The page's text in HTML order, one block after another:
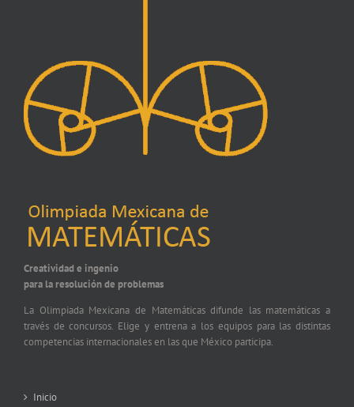
Creatividad e ingenio
para la resolución de problemas
La Olimpiada Mexicana de Matemáticas difunde las matemáticas a
través de concursos. Elige y entrena a los equipos para las distintas
competencias internacionales en las que México participa.
Inicio